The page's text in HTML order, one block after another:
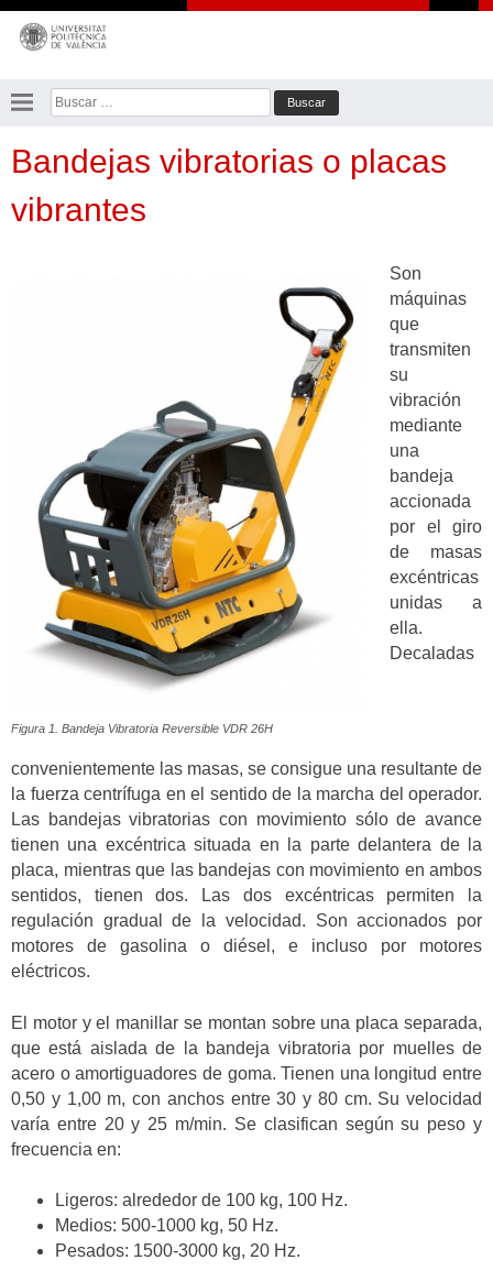
Saltar
contenido
Buscar:
Bandejas vibratorias o placas
vibrantes
Figura 1. Bandeja Vibratoria Reversible VDR 26H
Son
máquinas
que
transmiten
su
vibración
mediante
una
bandeja
accionada
por el giro
de masas
excéntricas
unidas a
ella.
Decaladas
convenientemente las masas, se consigue una resultante de
la fuerza centrífuga en el sentido de la marcha del operador.
Las bandejas vibratorias con movimiento sólo de avance
tienen una excéntrica situada en la parte delantera de la
placa, mientras que las bandejas con movimiento en ambos
sentidos, tienen dos. Las dos excéntricas permiten la
regulación gradual de la velocidad. Son accionados por
motores de gasolina o diésel, e incluso por motores
eléctricos.
El motor y el manillar se montan sobre una placa separada,
que está aislada de la bandeja vibratoria por muelles de
acero o amortiguadores de goma. Tienen una longitud entre
0,50 y 1,00 m, con anchos entre 30 y 80 cm. Su velocidad
varía entre 20 y 25 m/min. Se clasifican según su peso y
frecuencia en:
Ligeros: alrededor de 100 kg, 100 Hz.
Medios: 500-1000 kg, 50 Hz.
Pesados: 1500-3000 kg, 20 Hz.